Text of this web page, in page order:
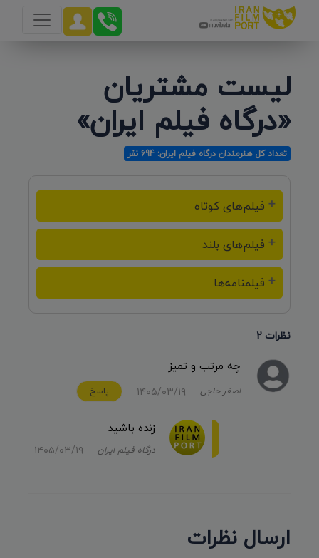
لیست مشتریان
«درگاه فیلم ایران»
تعداد کل هنرمندان درگاه فیلم ایران: 694 نفر
فیلم‌های کوتاه
فیلم‌های بلند
فیلمنامه‌ها
نظرات 2
چه مرتب و تمیز
اصغر حاجی ۱۴۰۵/۰۳/۱۹ پاسخ
زنده باشید
درگاه فیلم ایران ۱۴۰۵/۰۳/۱۹
ارسال نظرات